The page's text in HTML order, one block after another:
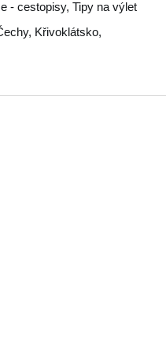
- cestopisy, Tipy na výlet
, Křivoklátsko,